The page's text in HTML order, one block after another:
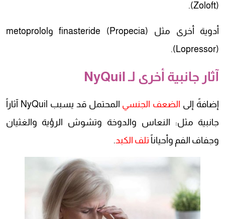
(Zoloft).
أدوية أخرى مثل finasteride (Propecia) وmetoprolol
(Lopressor).
آثار جانبية أخرى لـ NyQuil
إضافةً إلى الضعف الجنسي
المحتمل قد يسبب NyQuil آثاراً
جانبية مثل: النعاس والدوخة وتشوش الرؤية والغثيان
وجفاف الفم وأحياناً تلف الكبد.